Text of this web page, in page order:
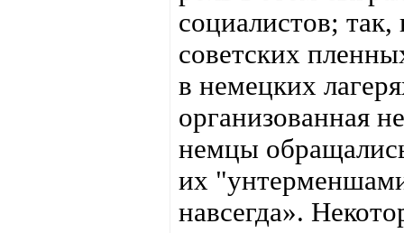
социалистов;
советских
в немецких
организованная
немцы
их
навсегда».